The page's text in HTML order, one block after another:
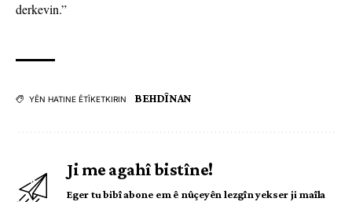
derkevin.”
YÊN HATINE ÊTÎKETKIRIN BEHDÎNAN
Ji me agahî bistîne!
Eger tu bibî abone em ê nûçeyên lezgîn yekser ji maîla